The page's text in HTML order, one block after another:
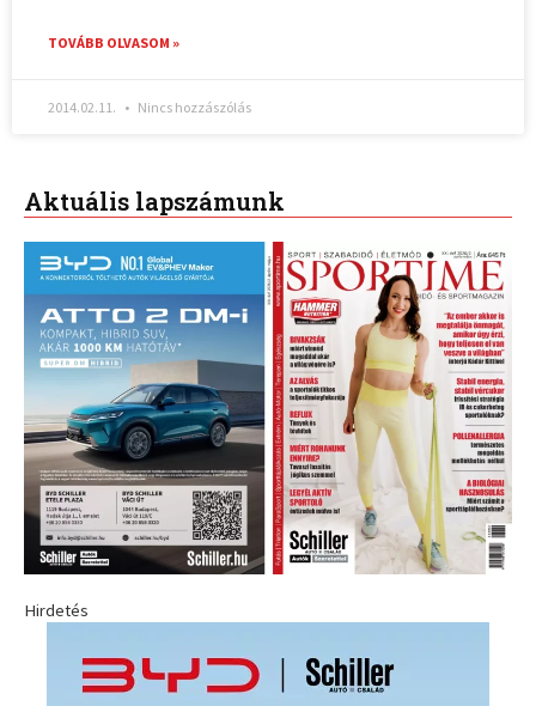
TOVÁBB OLVASOM »
2014.02.11. Nincs hozzászólás
Aktuális lapszámunk
Hirdetés